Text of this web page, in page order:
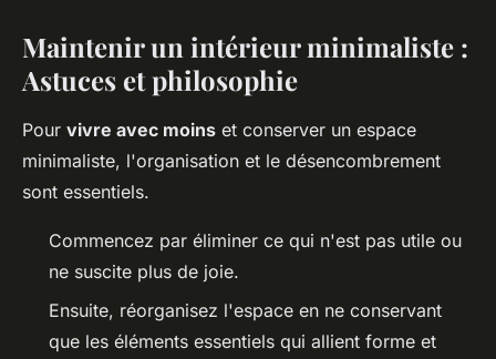
Maintenir un intérieur minimaliste :
Astuces et philosophie
Pour vivre avec moins et conserver un espace
minimaliste, l'organisation et le désencombrement
sont essentiels.
Commencez par éliminer ce qui n'est pas utile ou
ne suscite plus de joie.
Ensuite, réorganisez l'espace en ne conservant
que les éléments essentiels qui allient forme et